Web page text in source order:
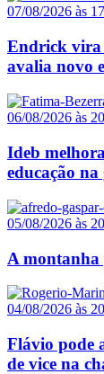
07/08/2026 às
Endrick vira
avalia novo
06/08/2026 às
Ideb
educação
05/08/2026 às
A
04/08/2026 às
Flávio pode
de vice na